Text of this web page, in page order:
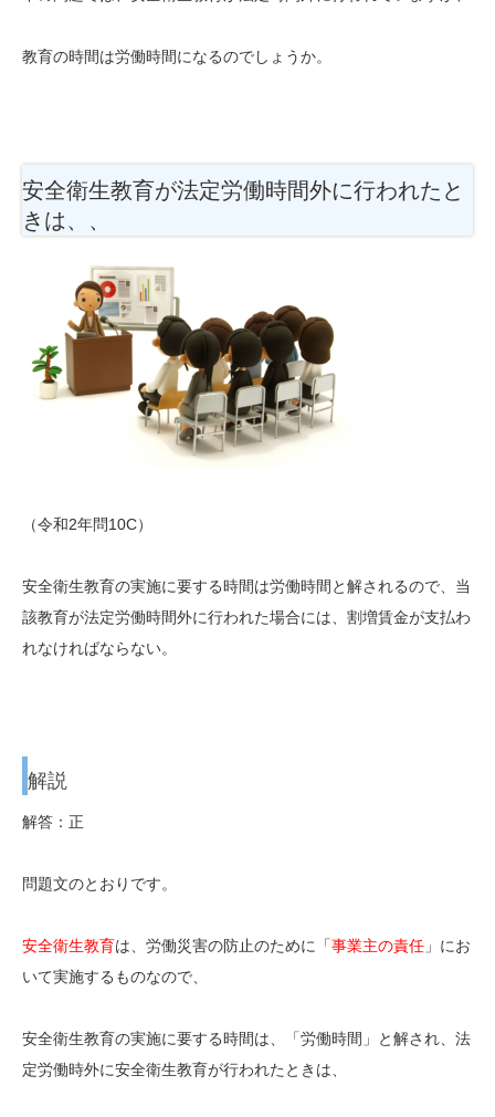
教育の時間は労働時間になるのでしょうか。
安全衛生教育が法定労働時間外に行われたと
きは、、
（令和2年問10C）
安全衛生教育の実施に要する時間は労働時間と解されるので、当
該教育が法定労働時間外に行われた場合には、割増賃金が支払わ
れなければならない。
解説
解答：正
問題文のとおりです。
安全衛生教育は、労働災害の防止のために「事業主の責任 」にお
いて実施するものなので、
安全衛生教育の実施に要する時間は、「労働時間」と解され、法
定労働時外に安全衛生教育が行われたときは、